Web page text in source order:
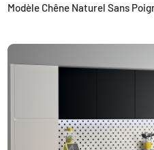
Modèle Chêne Naturel Sans